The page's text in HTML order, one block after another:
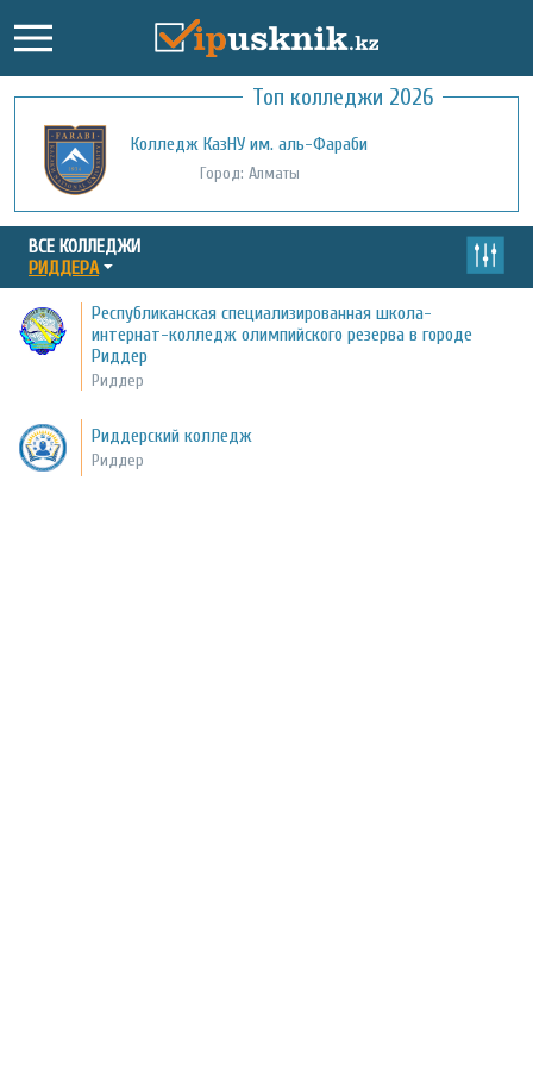
Топ колледжи 2026
Колледж КазНУ им. аль-Фараби
Город: Алматы
ВСЕ КОЛЛЕДЖИ
РИДДЕРА
Республиканская специализированная школа-
интернат-колледж олимпийского резерва в городе
Риддер
Риддер
Риддерский колледж
Риддер